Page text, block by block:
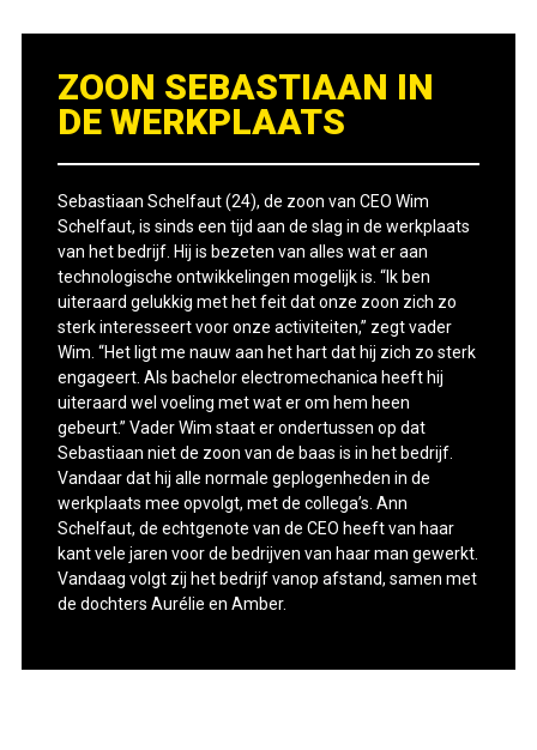
ZOON SEBASTIAAN IN
DE WERKPLAATS
Sebastiaan Schelfaut (24), de zoon van CEO Wim
Schelfaut, is sinds een tijd aan de slag in de werkplaats
van het bedrijf. Hij is bezeten van alles wat er aan
technologische ontwikkelingen mogelijk is. “Ik ben
uiteraard gelukkig met het feit dat onze zoon zich zo
sterk interesseert voor onze activiteiten,” zegt vader
Wim. “Het ligt me nauw aan het hart dat hij zich zo sterk
engageert. Als bachelor electromechanica heeft hij
uiteraard wel voeling met wat er om hem heen
gebeurt.” Vader Wim staat er ondertussen op dat
Sebastiaan niet de zoon van de baas is in het bedrijf.
Vandaar dat hij alle normale geplogenheden in de
werkplaats mee opvolgt, met de collega’s. Ann
Schelfaut, de echtgenote van de CEO heeft van haar
kant vele jaren voor de bedrijven van haar man gewerkt.
Vandaag volgt zij het bedrijf vanop afstand, samen met
de dochters Aurélie en Amber.